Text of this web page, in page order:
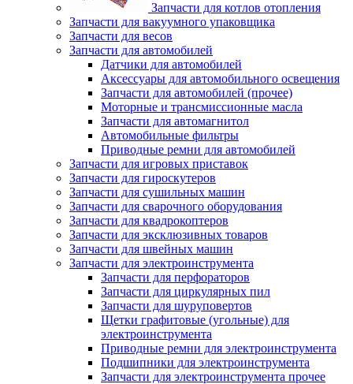
Запчасти для котлов отопления
Запчасти для вакуумного упаковщика
Запчасти для весов
Запчасти для автомобилей
Датчики для автомобилей
Аксессуары для автомобильного освещения
Запчасти для автомобилей (прочее)
Моторные и трансмиссионные масла
Запчасти для автомагнитол
Автомобильные фильтры
Приводные ремни для автомобилей
Запчасти для игровых приставок
Запчасти для гироскутеров
Запчасти для сушильных машин
Запчасти для сварочного оборудования
Запчасти для квадрокоптеров
Запчасти для эксклюзивных товаров
Запчасти для швейных машин
Запчасти для электроинструмента
Запчасти для перфораторов
Запчасти для циркулярных пил
Запчасти для шуруповертов
Щетки графитовые (угольные) для
электроинструмента
Приводные ремни для электроинструмента
Подшипники для электроинструмента
Запчасти для электроинструмента прочее